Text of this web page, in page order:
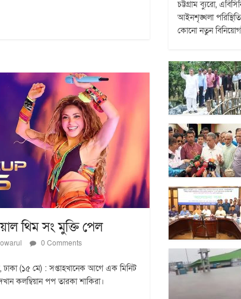
থিম সং মুক্তি পেল
0 Comments
ঢাকা (১৫ মে) : সপ্তাহখানেক আগে এক মিনিট
কলম্বিয়ান পপ তারকা শাকিরা।
চট্টগ্রাম ব্যুরো,
আইনশৃঙ্খলা
কোনো নতুন